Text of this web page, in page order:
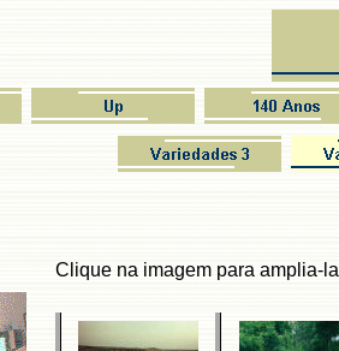
Clique na imagem para amplia-la